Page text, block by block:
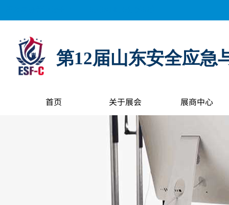
第12届山东安全应急
首页 关于展会 展商中心